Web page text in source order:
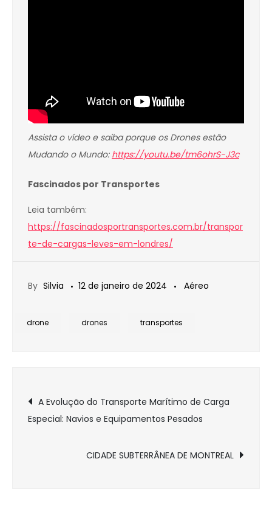
Assista o vídeo e saiba porque os Drones estão
Mudando o Mundo: https://youtu.be/tm6ohrS-J3c
Fascinados por Transportes
Leia também:
https://fascinadosportransportes.com.br/transpor
te-de-cargas-leves-em-londres/
By Silvia 12 de janeiro de 2024 Aéreo
drone drones transportes
Navegação
de
A Evolução do Transporte Marítimo de Carga
Especial: Navios e Equipamentos Pesados
CIDADE SUBTERRÂNEA DE MONTREAL